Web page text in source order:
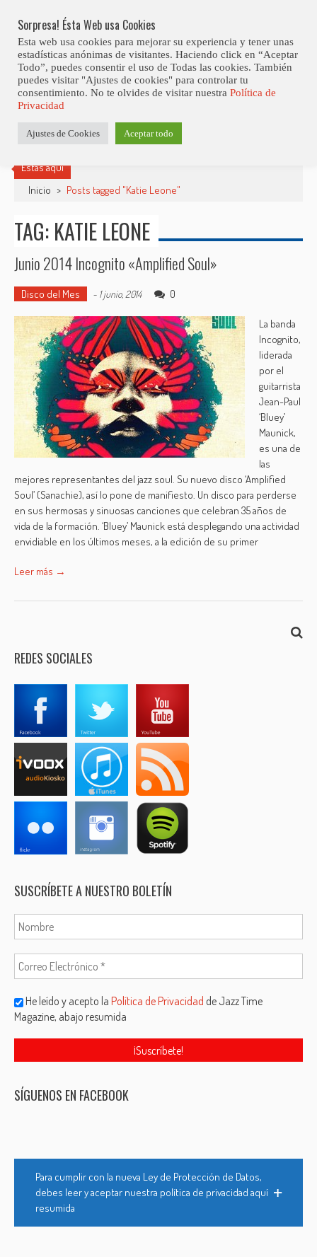
content
Club Contest.
Estás aquí
Inicio > Posts tagged "Katie Leone"
TAG: KATIE LEONE
Junio 2014 Incognito «Amplified Soul»
Disco del Mes - 1 junio, 2014 0
La banda
Incognito,
liderada
por el
guitarrista
Jean-Paul
‘Bluey’
Maunick,
es una de
las
mejores representantes del jazz soul. Su nuevo disco ‘Amplified
Soul’ (Sanachie), así lo pone de manifiesto. Un disco para perderse
en sus hermosas y sinuosas canciones que celebran 35 años de
vida de la formación. ‘Bluey’ Maunick está desplegando una actividad
envidiable en los últimos meses, a la edición de su primer
Leer más →
REDES SOCIALES
SUSCRÍBETE A NUESTRO BOLETÍN
He leído y acepto laPolítica de Privacidad de Jazz Time
Magazine, abajo resumida
SÍGUENOS EN FACEBOOK
Para cumplir con la nueva Ley de Protección de Datos,
debes leer y aceptar nuestra política de privacidad aquí
resumida
Sorpresa! Ésta Web usa Cookies
Esta web usa cookies para mejorar su experiencia y tener unas
estadísticas anónimas de visitantes. Haciendo click en “Aceptar
Todo”, puedes consentir el uso de Todas las cookies. También
puedes visitar "Ajustes de cookies" para controlar tu
consentimiento. No te olvides de visitar nuestra Política de
Privacidad
Ajustes de Cookies Aceptar todo